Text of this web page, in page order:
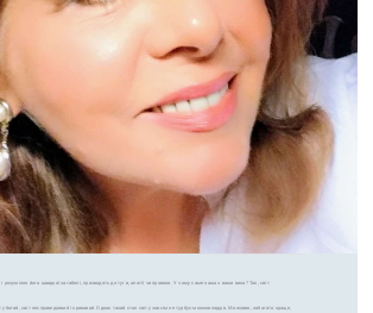
розуміння його швидкої загибелі, призводять до туги, апатії чи провини. У чому саме наша з вами вина? Так, світ
убогий, світ несправедливий і кривавий. Однак такий стан світу зовсім не турбує можновладців. Можливо, набагато краще,